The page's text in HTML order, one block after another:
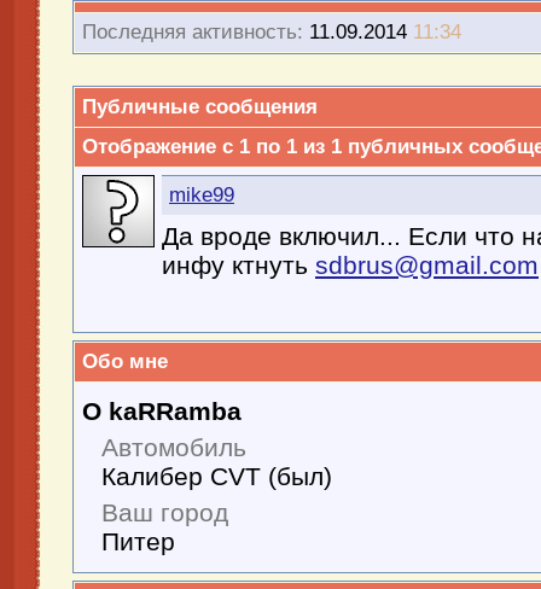
Последняя активность: 11.09.2014 11:34
Публичные сообщения
Отображение с 1 по 1 из 1 публичных
mike99
Да вроде включил... Если что
инфу ктнуть sdbrus@gmail.com
Обо мне
О kaRRamba
Автомобиль
Калибер CVT (был)
Ваш город
Питер